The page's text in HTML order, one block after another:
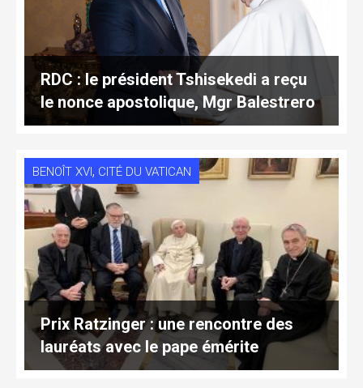
RDC : le président Tshisekedi a reçu
le nonce apostolique, Mgr Balestrero
BENOÎT XVI, CITÉ DU VATICAN
Prix Ratzinger : une rencontre des
lauréats avec le pape émérite